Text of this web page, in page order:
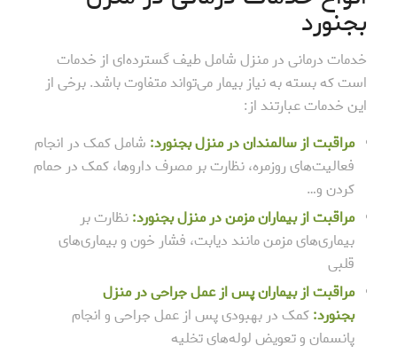
بجنورد
خدمات درمانی در منزل شامل طیف گسترده‌ای از خدمات
است که بسته به نیاز بیمار می‌تواند متفاوت باشد. برخی از
این خدمات عبارتند از:
مراقبت از سالمندان در منزل بجنورد: شامل کمک در انجام
فعالیت‌های روزمره، نظارت بر مصرف داروها، کمک در حمام
کردن و…
مراقبت از بیماران مزمن در منزل بجنورد:نظارت بر
بیماری‌های مزمن مانند دیابت، فشار خون و بیماری‌های
قلبی
مراقبت از بیماران پس از عمل جراحی در منزل
بجنورد:کمک در بهبودی پس از عمل جراحی و انجام
پانسمان و تعویض لوله‌های تخلیه